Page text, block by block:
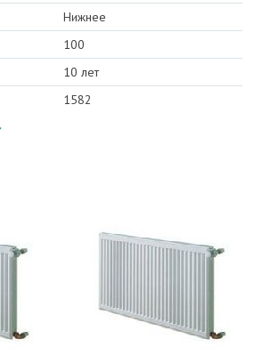
Нижнее
100
10 лет
1582